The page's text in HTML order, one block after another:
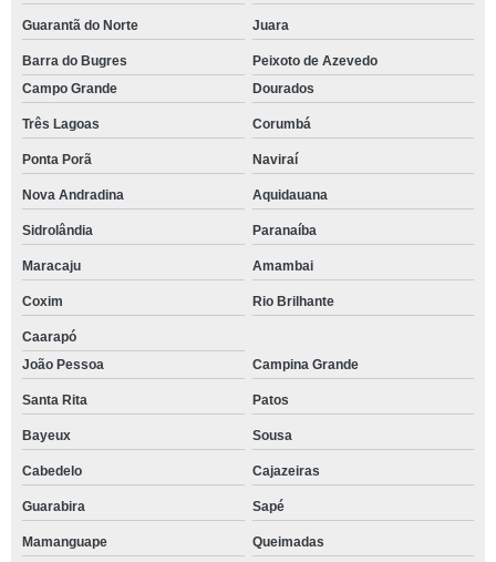
Guarantã do Norte Juara
Barra do Bugres
Peixoto de Azevedo
Campo Grande
Dourados
Três Lagoas Corumbá
Ponta Porã Naviraí
Nova Andradina Aquidauana
Sidrolândia Paranaíba
Maracaju Amambai
Coxim Rio Brilhante
Caarapó
João Pessoa
Campina Grande
Santa Rita Patos
Bayeux Sousa
Cabedelo Cajazeiras
Guarabira Sapé
Mamanguape Queimadas